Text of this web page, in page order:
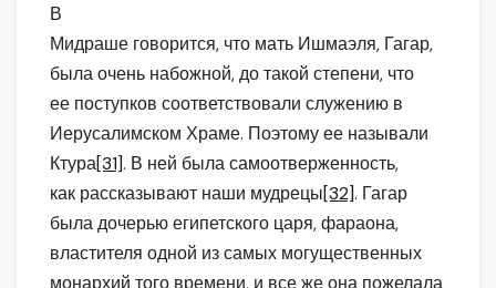
В
Мидраше говорится, что мать Ишмаэля, Гагар,
была очень набожной, до такой степени, что
ее поступков соответствовали служению в
Иерусалимском Храме. Поэтому ее называли
Ктура[31]. В ней была самоотверженность,
как рассказывают наши мудрецы[32]. Гагар
была дочерью египетского царя, фараона,
властителя одной из самых могущественных
монархий того времени, и все же она пожелала